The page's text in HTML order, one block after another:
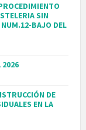
SIN
BAJO DEL
2026
DE
EN LA